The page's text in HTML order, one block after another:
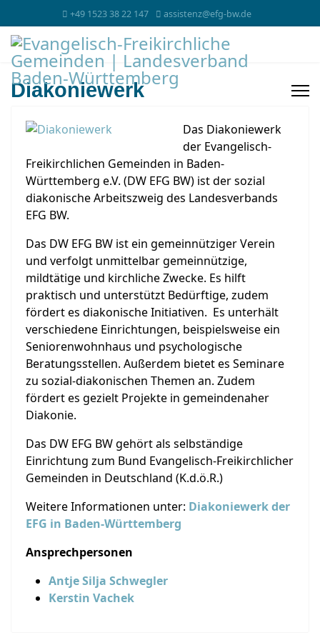
+49 1523 38 22 147 assistenz@efg-bw.de
Diakoniewerk
Das Diakoniewerk
der Evangelisch-
Freikirchlichen Gemeinden in Baden-
Württemberg e.V. (DW EFG BW) ist der sozial
diakonische Arbeitszweig des Landesverbands
EFG BW.
Das DW EFG BW ist ein gemeinnütziger Verein
und verfolgt unmittelbar gemeinnützige,
mildtätige und kirchliche Zwecke. Es hilft
praktisch und unterstützt Bedürftige, zudem
fördert es diakonische Initiativen. Es unterhält
verschiedene Einrichtungen, beispielsweise ein
Seniorenwohnhaus und psychologische
Beratungsstellen. Außerdem bietet es Seminare
zu sozial-diakonischen Themen an. Zudem
fördert es gezielt Projekte in gemeindenaher
Diakonie.
Das DW EFG BW gehört als selbständige
Einrichtung zum Bund Evangelisch-Freikirchlicher
Gemeinden in Deutschland (K.d.ö.R.)
Weitere Informationen unter: Diakoniewerk der
EFG in Baden-Württemberg
Ansprechpersonen
Antje Silja Schwegler
Kerstin Vachek